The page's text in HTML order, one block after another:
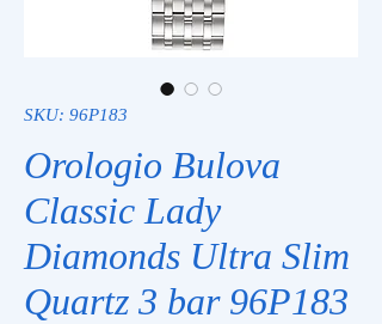
SKU: 96P183
Orologio Bulova
Classic Lady
Diamonds Ultra Slim
Quartz 3 bar 96P183